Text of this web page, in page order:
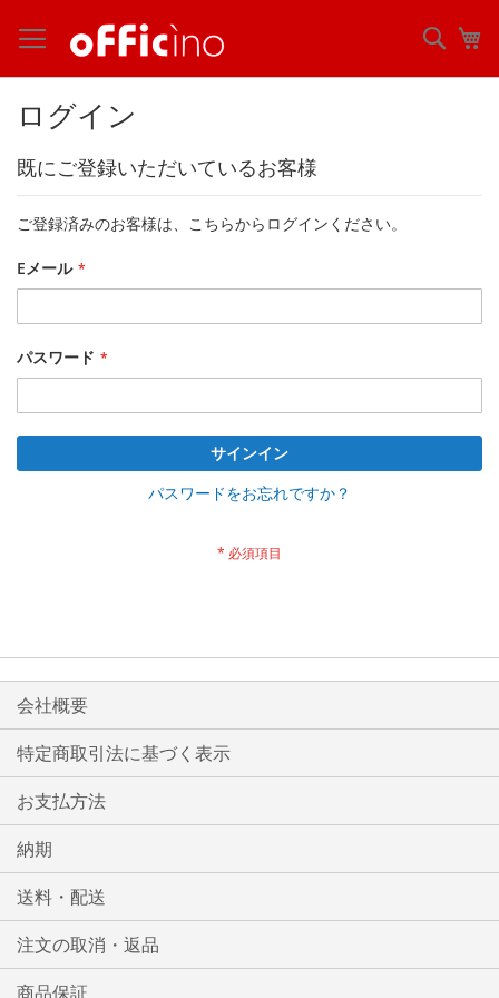
ン
テ
ン
に
キ
検
索
ログイン
既にご登録いただいているお客様
ご登録済みのお客様は、こちらからログインください。
Eメール
パスワード
サインイン
パスワードをお忘れですか？
会社概要
特定商取引法に基づく表示
お支払方法
納期
送料・配送
注文の取消・返品
商品保証